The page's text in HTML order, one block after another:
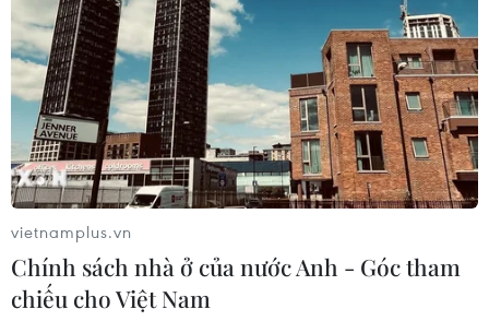
vietnamplus.vn
Chính sách nhà ở của nước Anh - Góc tham
chiếu cho Việt Nam